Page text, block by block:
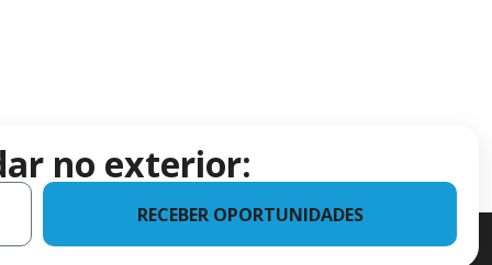
no exterior:
RECEBER OPORTUNIDADES